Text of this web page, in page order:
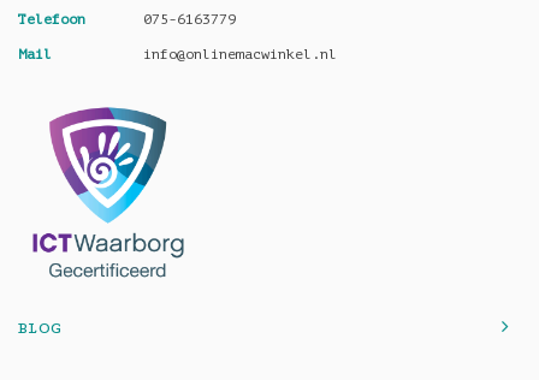
Telefoon 075-6163779
Mail info@onlinemacwinkel.nl
BLOG